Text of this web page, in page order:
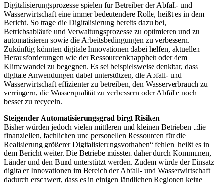
Digitalisierungsprozesse spielen für Betreiber der Abfall- und
Wasserwirtschaft eine immer bedeutendere Rolle, heißt es in dem
Bericht. So trage die Digitalisierung bereits dazu bei,
Betriebsabläufe und Verwaltungsprozesse zu optimieren und zu
automatisieren sowie die Arbeitsbedingungen zu verbessern.
Zukünftig könnten digitale Innovationen dabei helfen, aktuellen
Herausforderungen wie der Ressourcenknappheit oder dem
Klimawandel zu begegnen. Es sei beispielsweise denkbar, dass
digitale Anwendungen dabei unterstützen, die Abfall- und
Wasserwirtschaft effizienter zu betreiben, den Wasserverbrauch zu
verringern, die Wasserqualität zu verbessern oder Abfälle noch
besser zu recyceln.
Steigender Automatisierungsgrad birgt Risiken
Bisher würden jedoch vielen mittleren und kleinen Betrieben „die
finanziellen, fachlichen und personellen Ressourcen für die
Realisierung größerer Digitalisierungsvorhaben“ fehlen, heißt es in
dem Bericht weiter. Die Betriebe müssten daher durch Kommunen,
Länder und den Bund unterstützt werden. Zudem würde der Einsatz
digitaler Innovationen im Bereich der Abfall- und Wasserwirtschaft
dadurch erschwert, dass es in einigen ländlichen Regionen keine